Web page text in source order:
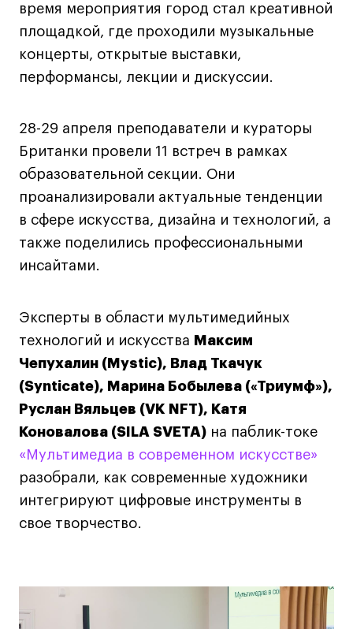
Интенсивы
Маркетинг
Контент
Иллюстрация
Диджитал
Интерьер
Лайфстайл
Навыки предпринимателя и управленца
Маркетинг и генерация лидов
Искусство
Фотография
Очно + онлайн
Все программы
Техникум
Специалист кино- и медиапродакшена
Графический дизайнер
Коммерческий фотограф
Все программы
время мероприятия город стал креативной
площадкой, где проходили музыкальные
концерты, открытые выставки,
перформансы, лекции и дискуссии.
28-29 апреля преподаватели и кураторы
Британки провели 11 встреч в рамках
образовательной секции. Они
проанализировали актуальные тенденции
в сфере искусства, дизайна и технологий, а
также поделились профессиональными
инсайтами.
Эксперты в области мультимедийных
технологий и искусства Максим
Чепухалин (Mystic), Влад Ткачук
(Synticate), Марина Бобылева («Триумф»),
Руслан Вяльцев (VK NFT), Катя
Коновалова (SILA SVETA) на паблик-токе
«Мультимедиа в современном искусстве»
разобрали, как современные художники
интегрируют цифровые инструменты в
свое творчество.